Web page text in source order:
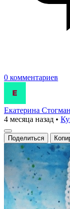
0 комментариев
Екатерина Стогман
4 месяца назад •
Поделиться